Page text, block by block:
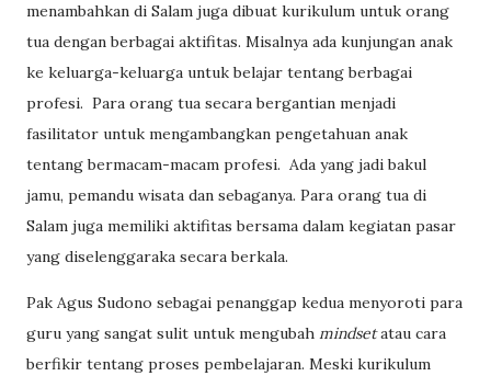
menambahkan di Salam juga dibuat kurikulum untuk orang
tua dengan berbagai aktifitas. Misalnya ada kunjungan anak
ke keluarga-keluarga untuk belajar tentang berbagai
profesi. Para orang tua secara bergantian menjadi
fasilitator untuk mengambangkan pengetahuan anak
tentang bermacam-macam profesi. Ada yang jadi bakul
jamu, pemandu wisata dan sebaganya. Para orang tua di
Salam juga memiliki aktifitas bersama dalam kegiatan pasar
yang diselenggaraka secara berkala.
Pak Agus Sudono sebagai penanggap kedua menyoroti para
guru yang sangat sulit untuk mengubah mindsetatau cara
berfikir tentang proses pembelajaran. Meski kurikulum